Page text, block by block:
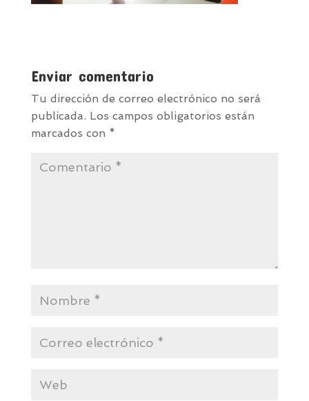
Enviar comentario
Tu dirección de correo electrónico no será
publicada. Los campos obligatorios están
marcados con *